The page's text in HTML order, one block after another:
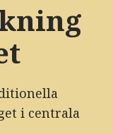
i centrala